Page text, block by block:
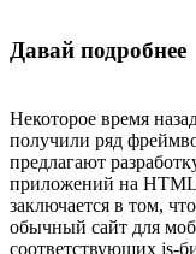
Давай подробнее
Некоторое время
получили ряд
предлагают
приложений на
заключается в том,
обычный сайт для
соответствующих js-